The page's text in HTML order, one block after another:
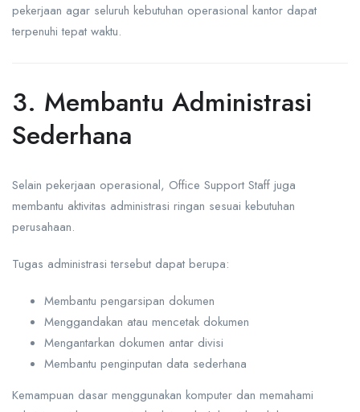
pekerjaan agar seluruh kebutuhan operasional kantor dapat
terpenuhi tepat waktu.
3. Membantu Administrasi
Sederhana
Selain pekerjaan operasional, Office Support Staff juga
membantu aktivitas administrasi ringan sesuai kebutuhan
perusahaan.
Tugas administrasi tersebut dapat berupa:
Membantu pengarsipan dokumen
Menggandakan atau mencetak dokumen
Mengantarkan dokumen antar divisi
Membantu penginputan data sederhana
Kemampuan dasar menggunakan komputer dan memahami